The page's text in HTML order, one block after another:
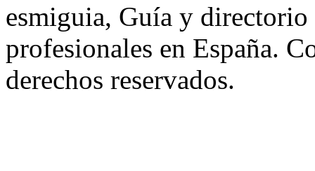
esmiguia, Guía y directorio
profesionales en España.
derechos reservados.